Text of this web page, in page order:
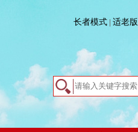
长者模式 适老版